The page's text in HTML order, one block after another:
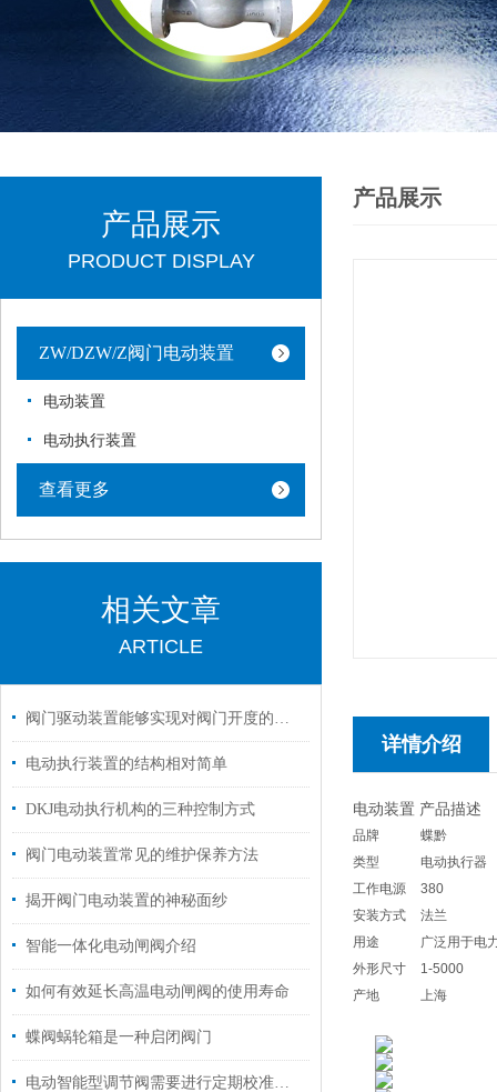
产品展示
PRODUCT DISPLAY
ZW/DZW/Z阀门电动装置
电动装置
电动执行装置
查看更多
相关文章
ARTICLE
阀门驱动装置能够实现对阀门开度的准确控制
电动执行装置的结构相对简单
DKJ电动执行机构的三种控制方式
阀门电动装置常见的维护保养方法
揭开阀门电动装置的神秘面纱
智能一体化电动闸阀介绍
如何有效延长高温电动闸阀的使用寿命
蝶阀蜗轮箱是一种启闭阀门
电动智能型调节阀需要进行定期校准和调试
产品展示
详情介绍
电动装置 产品描述
品牌
蝶黔
类型
电动执行器
工作电源
380
安装方式
法兰
用途
广泛用于电
外形尺寸
1-5000
产地
上海